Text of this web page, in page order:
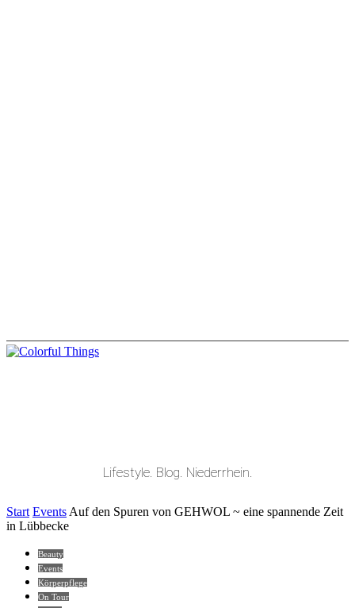
Lifestyle. Blog. Niederrhein.
Start Events Auf den Spuren von GEHWOL ~ eine spannende Zeit
in Lübbecke
Beauty
Events
Körperpflege
On Tour